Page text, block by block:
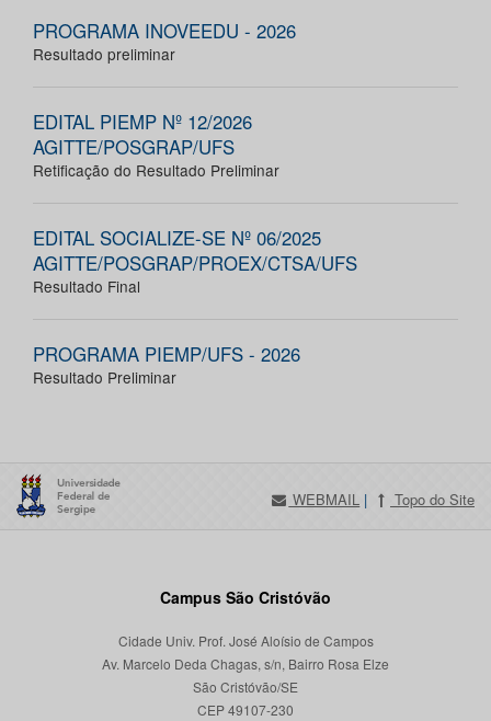
PROGRAMA INOVEEDU - 2026
Resultado preliminar
EDITAL PIEMP Nº 12/2026
AGITTE/POSGRAP/UFS
Retificação do Resultado Preliminar
EDITAL SOCIALIZE-SE Nº 06/2025
AGITTE/POSGRAP/PROEX/CTSA/UFS
Resultado Final
PROGRAMA PIEMP/UFS - 2026
Resultado Preliminar
WEBMAIL | Topo do Site
Campus São Cristóvão
Cidade Univ. Prof. José Aloísio de Campos
Av. Marcelo Deda Chagas, s/n, Bairro Rosa Elze
São Cristóvão/SE
CEP 49107-230